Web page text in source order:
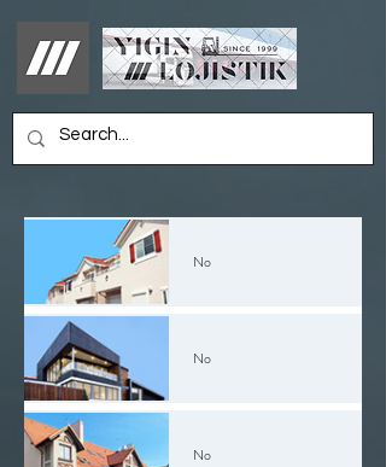
No
No
No